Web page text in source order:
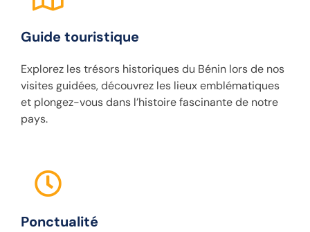
Guide touristique
Explorez les trésors historiques du Bénin lors de nos
visites guidées, découvrez les lieux emblématiques
et plongez-vous dans l’histoire fascinante de notre
pays.
Ponctualité